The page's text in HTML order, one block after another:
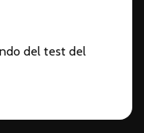
del test del